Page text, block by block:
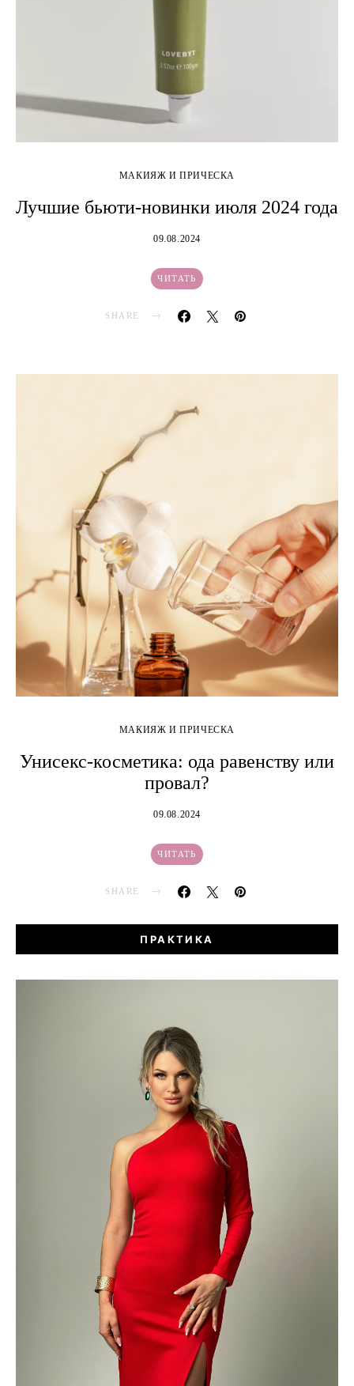
МАКИЯЖ И ПРИЧЕСКА
Лучшие бьюти-новинки июля 2024 года
09.08.2024
ЧИТАТЬ
SHARE
МАКИЯЖ И ПРИЧЕСКА
Унисекс-косметика: ода равенству или
провал?
09.08.2024
ЧИТАТЬ
SHARE
ПРАКТИКА